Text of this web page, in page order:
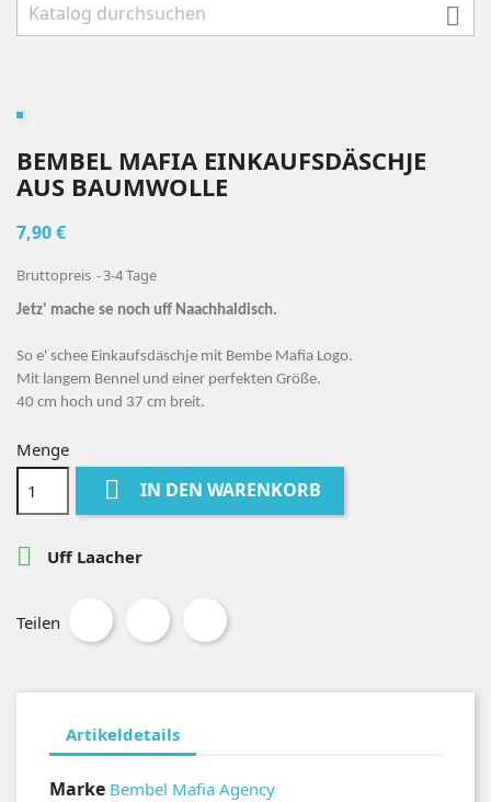

BEMBEL MAFIA EINKAUFSDÄSCHJE
AUS BAUMWOLLE
7,90 €
Bruttopreis 3-4 Tage
Jetz' mache se noch uff Naachhaldisch.
So e' schee Einkaufsdäschje mit Bembe Mafia Logo.
Mit langem Bennel und einer perfekten Größe.
40 cm hoch und 37 cm breit.
Menge
 IN DEN WARENKORB
 Uff Laacher
Teilen
Artikeldetails
Marke Bembel Mafia Agency